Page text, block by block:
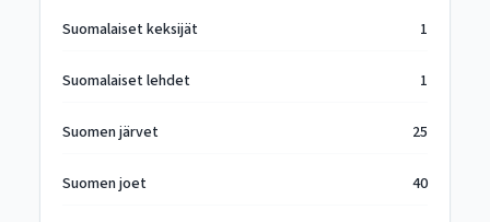
Suomalaiset keksijät 1
Suomalaiset lehdet 1
Suomen järvet 25
Suomen joet 40